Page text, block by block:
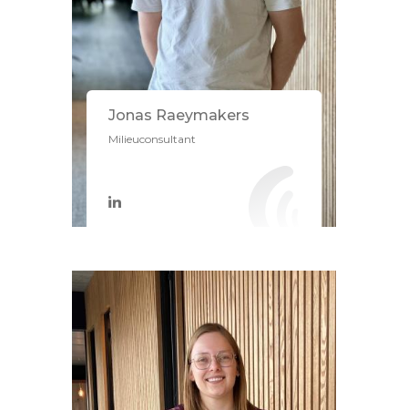
Jonas Raeymakers
Milieuconsultant